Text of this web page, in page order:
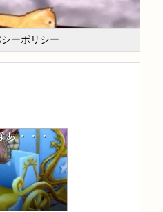
ーポリシー